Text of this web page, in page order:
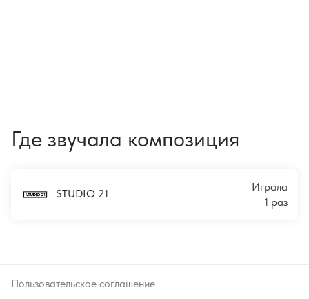
Где звучала композиция
STUDIO 21
Играла
1 раз
Пользовательское соглашение